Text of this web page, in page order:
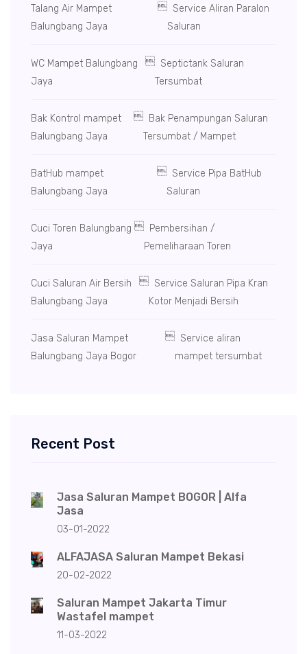
Talang Air Mampet
Balungbang Jaya
Service Aliran Paralon
Saluran
WC Mampet Balungbang
Jaya
 Septictank Saluran
Tersumbat
Bak Kontrol mampet
Balungbang Jaya
Bak Penampungan Saluran
Tersumbat / Mampet
BatHub mampet
Balungbang Jaya
 Service Pipa BatHub
Saluran
Cuci Toren Balungbang
Jaya
Pembersihan /
Pemeliharaan Toren
Cuci Saluran Air Bersih
Balungbang Jaya
 Service Saluran Pipa Kran
Kotor Menjadi Bersih
Jasa Saluran Mampet
Balungbang Jaya Bogor
Service aliran
mampet tersumbat
Recent Post
Jasa Saluran Mampet BOGOR | Alfa
Jasa
03-01-2022
ALFAJASA Saluran Mampet Bekasi
20-02-2022
Saluran Mampet Jakarta Timur
Wastafel mampet
11-03-2022